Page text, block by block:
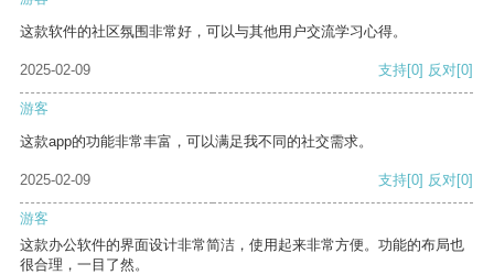
这款软件的社区氛围非常好，可以与其他用户交流学习心得。
2025-02-09 支持[0] 反对[0]
游客
这款app的功能非常丰富，可以满足我不同的社交需求。
2025-02-09 支持[0] 反对[0]
游客
这款办公软件的界面设计非常简洁，使用起来非常方便。功能的布局也
很合理，一目了然。